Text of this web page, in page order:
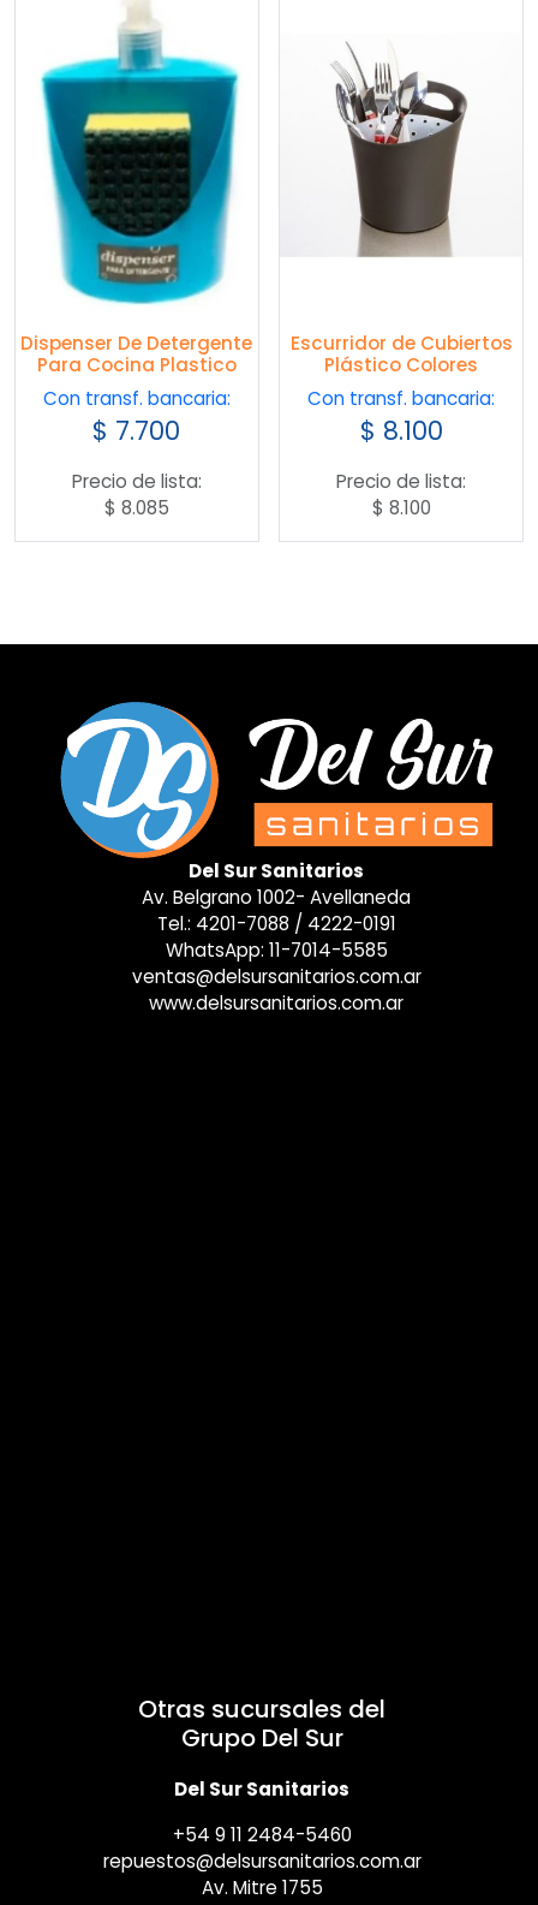
Dispenser De Detergente
Para Cocina Plastico
Con transf. bancaria:
$ 7.700
Precio de lista:
$ 8.085
Escurridor de Cubiertos
Plástico Colores
Con transf. bancaria:
$ 8.100
Precio de lista:
$ 8.100
Del Sur Sanitarios
Av. Belgrano 1002- Avellaneda
Tel.: 4201-7088 / 4222-0191
WhatsApp: 11-7014-5585
ventas@delsursanitarios.com.ar
www.delsursanitarios.com.ar
Otras sucursales del
Grupo Del Sur
Del Sur Sanitarios
+54 9 11 2484-5460
repuestos@delsursanitarios.com.ar
Av. Mitre 1755